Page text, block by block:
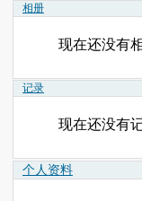
相册
现在还没有
记录
现在还没有
个人资料